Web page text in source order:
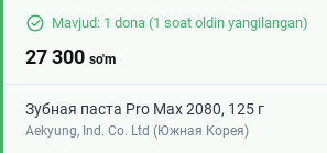
Mavjud: 1 dona (1 soat oldin yangilangan)
27 300 so'm
Зубная паста Pro Max 2080, 125 г
Aekyung, Ind. Co. Ltd (Южная Корея)